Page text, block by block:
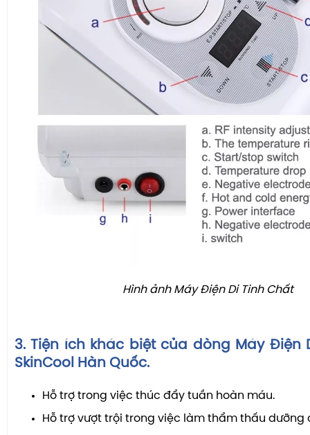
Hình ảnh Máy Điện Di Tinh Chất
3. Tiện ích khác biệt của dòng Máy Điện
SkinCool Hàn Quốc.
Hỗ trợ trong việc thúc đẩy tuần hoàn máu.
Hỗ trợ vượt trội trong việc làm thẩm thấu